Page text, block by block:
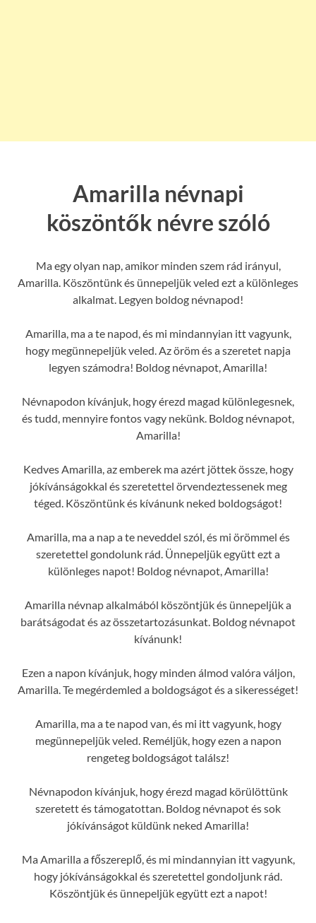
Amarilla névnapi
köszöntők névre szóló
Ma egy olyan nap, amikor minden szem rád irányul,
Amarilla. Köszöntünk és ünnepeljük veled ezt a különleges
alkalmat. Legyen boldog névnapod!
Amarilla, ma a te napod, és mi mindannyian itt vagyunk,
hogy megünnepeljük veled. Az öröm és a szeretet napja
legyen számodra! Boldog névnapot, Amarilla!
Névnapodon kívánjuk, hogy érezd magad különlegesnek,
és tudd, mennyire fontos vagy nekünk. Boldog névnapot,
Amarilla!
Kedves Amarilla, az emberek ma azért jöttek össze, hogy
jókívánságokkal és szeretettel örvendeztessenek meg
téged. Köszöntünk és kívánunk neked boldogságot!
Amarilla, ma a nap a te neveddel szól, és mi örömmel és
szeretettel gondolunk rád. Ünnepeljük együtt ezt a
különleges napot! Boldog névnapot, Amarilla!
Amarilla névnap alkalmából köszöntjük és ünnepeljük a
barátságodat és az összetartozásunkat. Boldog névnapot
kívánunk!
Ezen a napon kívánjuk, hogy minden álmod valóra váljon,
Amarilla. Te megérdemled a boldogságot és a sikerességet!
Amarilla, ma a te napod van, és mi itt vagyunk, hogy
megünnepeljük veled. Reméljük, hogy ezen a napon
rengeteg boldogságot találsz!
Névnapodon kívánjuk, hogy érezd magad körülöttünk
szeretett és támogatottan. Boldog névnapot és sok
jókívánságot küldünk neked Amarilla!
Ma Amarilla a főszereplő, és mi mindannyian itt vagyunk,
hogy jókívánságokkal és szeretettel gondoljunk rád.
Köszöntjük és ünnepeljük együtt ezt a napot!